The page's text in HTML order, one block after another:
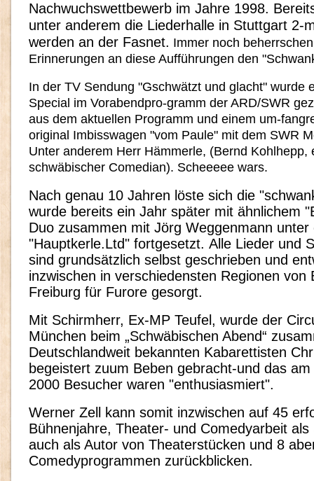
Nachwuchswettbewerb im Jahre 1998.
unter anderem die Liederhalle in Stuttgart 2-
werden an der Fasnet. Immer noch
Erinnerungen an diese Aufführungen den
In der TV Sendung "Gschwätzt und glacht" wurde
Special im Vorabendpro-gramm der ARD/SWR
aus dem aktuellen Programm und einem um-
original Imbisswagen "vom Paule" mit dem SWR
Unter anderem Herr Hämmerle, (Bernd Kohlhepp,
schwäbischer Comedian). Scheeeee wars.
Nach genau 10 Jahren löste sich die
wurde bereits ein Jahr später mit ähnlichem
Duo zusammen mit Jörg Weggenmann unter
"Hauptkerle.Ltd" fortgesetzt. Alle Lieder und
sind grundsätzlich selbst geschrieben und
inzwischen in verschiedensten Regionen von
Freiburg für Furore gesorgt.
Mit Schirmherr, Ex-MP Teufel, wurde der
München beim „Schwäbischen Abend“
Deutschlandweit bekannten Kabarettisten
begeistert zuum Beben gebracht-und das
2000 Besucher waren "enthusiasmiert".
Werner Zell kann somit inzwischen auf 45
Bühnenjahre, Theater- und Comedyarbeit als
auch als Autor von Theaterstücken und 8
Comedyprogrammen zurückblicken.